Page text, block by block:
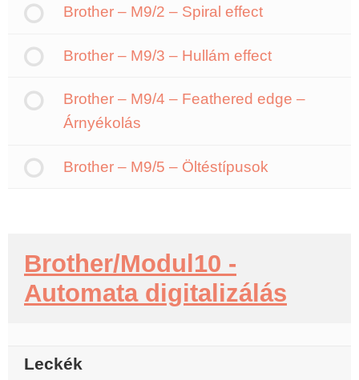
Brother – M9/2 – Spiral effect
Brother – M9/3 – Hullám effect
Brother – M9/4 – Feathered edge –
Árnyékolás
Brother – M9/5 – Öltéstípusok
Brother/Modul10 -
Automata digitalizálás
Leckék